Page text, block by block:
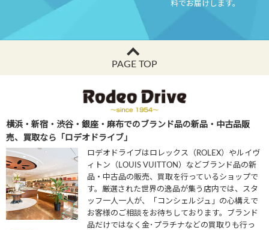
料でお届けします。
PAGE TOP
横浜・新宿・渋谷・銀座・麻布でのブランド品の新品・中古品販
売、買取なら「ロデオドライブ」
ロデオドライブはロレックス（ROLEX）やルイヴ
ィトン（LOUIS VUITTON）などブランド品の新
品・中古品の販売、買取を行っているショップで
す。厳選された世界の逸品が集う店内では、スタ
ッフ一人一人が、「コンシェルジュ」の心構えで
お客様のご相談をお待ちしております。ブランド
品だけではなく金･プラチナなどの買取りも行っ